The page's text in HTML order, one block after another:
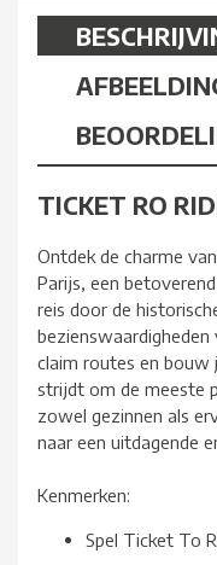
TICKET RO
Ontdek de charme
Parijs, een
reis door de
bezienswaardigheden
claim routes en
strijdt om de meeste
zowel gezinnen als
naar een uitdagende
Kenmerken:
Spel Ticket To